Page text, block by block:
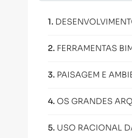
1.
2. FERRAMENTAS
3. PAISAGEM E
4. OS GRANDES
5. USO RACIONAL